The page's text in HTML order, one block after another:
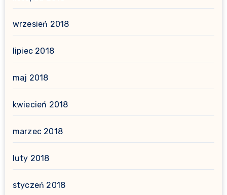
wrzesień 2018
lipiec 2018
maj 2018
kwiecień 2018
marzec 2018
luty 2018
styczeń 2018